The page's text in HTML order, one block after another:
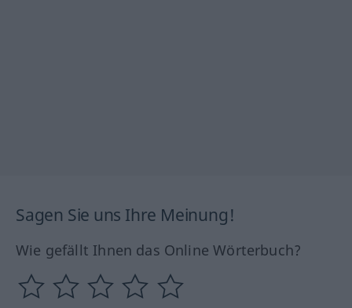
Sagen Sie uns Ihre Meinung!
Wie gefällt Ihnen das Online Wörterbuch?